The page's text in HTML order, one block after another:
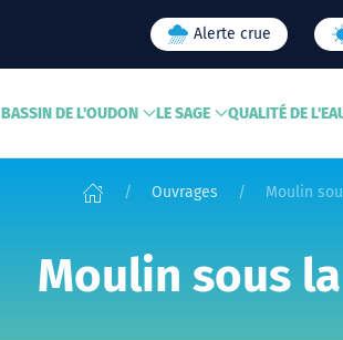
Alerte crue
BASSIN DE L'OUDON LE SAGE QUALITÉ DE
Ouvrages Moulin
Moulin sous